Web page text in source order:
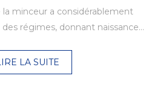
la minceur a considérablement
régimes, donnant naissance…
LA SUITE